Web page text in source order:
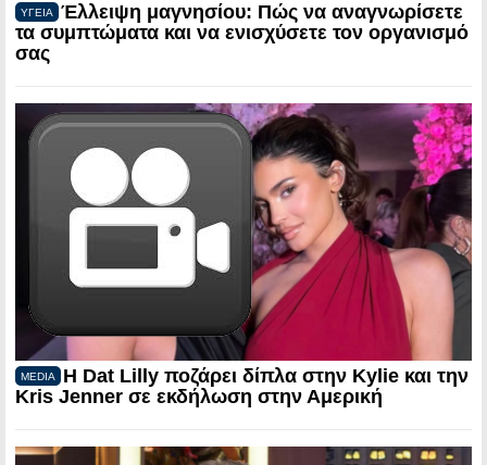
ΥΓΕΙΑ
Έλλειψη μαγνησίου: Πώς να αναγνωρίσετε
τα συμπτώματα και να ενισχύσετε τον οργανισμό
σας
MEDIA
Η Dat Lilly ποζάρει δίπλα στην Kylie και την
Kris Jenner σε εκδήλωση στην Αμερική